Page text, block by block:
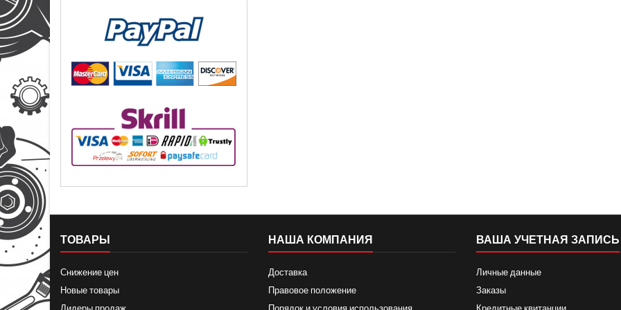
ТОВАРЫ
Снижение цен
Новые товары
НАША КОМПАНИЯ
Доставка
Правовое положение
ВАША УЧЕТНАЯ ЗАПИСЬ
Личные данные
Заказы